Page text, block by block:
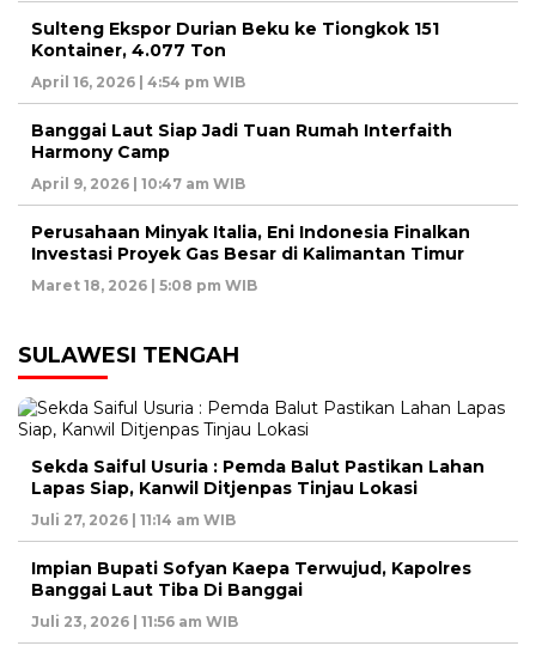
Sulteng Ekspor Durian Beku ke Tiongkok 151
Kontainer, 4.077 Ton
April 16, 2026 | 4:54 pm WIB
Banggai Laut Siap Jadi Tuan Rumah Interfaith
Harmony Camp
April 9, 2026 | 10:47 am WIB
Perusahaan Minyak Italia, Eni Indonesia Finalkan
Investasi Proyek Gas Besar di Kalimantan Timur
Maret 18, 2026 | 5:08 pm WIB
SULAWESI TENGAH
Sekda Saiful Usuria : Pemda Balut Pastikan Lahan
Lapas Siap, Kanwil Ditjenpas Tinjau Lokasi
Juli 27, 2026 | 11:14 am WIB
Impian Bupati Sofyan Kaepa Terwujud, Kapolres
Banggai Laut Tiba Di Banggai
Juli 23, 2026 | 11:56 am WIB